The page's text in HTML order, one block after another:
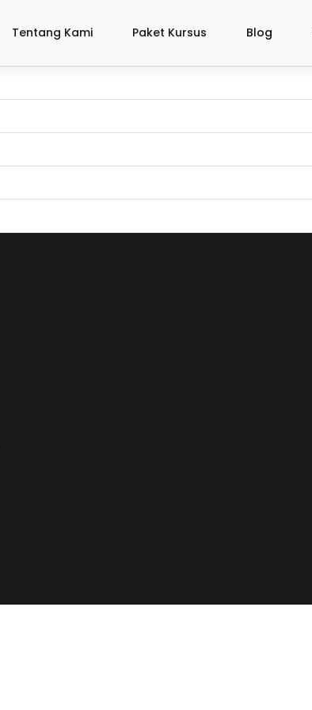
Tentang Kami Paket Kursus Blog